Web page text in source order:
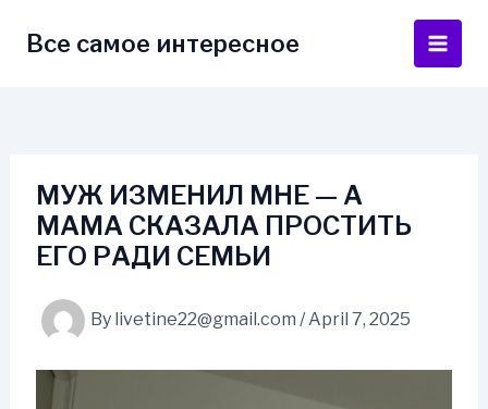
Все самое интересное
Main
МУЖ ИЗМЕНИЛ МНЕ — А
МАМА СКАЗАЛА ПРОСТИТЬ
ЕГО РАДИ СЕМЬИ
By livetine22@gmail.com /April 7, 2025